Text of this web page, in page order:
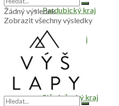
Pardubický kraj
Plzeňský kraj
Praha
Středočeský kraj
Žádný výsledek
Zobrazit všechny výsledky